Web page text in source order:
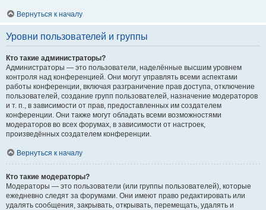
Вернуться к началу
Уровни пользователей и группы
Кто такие администраторы?
Администраторы — это пользователи, наделённые высшим уровнем
контроля над конференцией. Они могут управлять всеми аспектами
работы конференции, включая разграничение прав доступа, отключение
пользователей, создание групп пользователей, назначение модераторов
и т. п., в зависимости от прав, предоставленных им создателем
конференции. Они также могут обладать всеми возможностями
модераторов во всех форумах, в зависимости от настроек,
произведённых создателем конференции.
Вернуться к началу
Кто такие модераторы?
Модераторы — это пользователи (или группы пользователей), которые
ежедневно следят за форумами. Они имеют право редактировать или
удалять сообщения, закрывать, открывать, перемещать, удалять и